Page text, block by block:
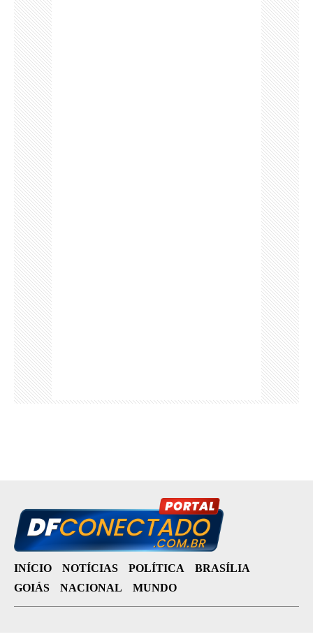
INÍCIO NOTÍCIAS POLÍTICA
BRASÍLIA
GOIÁS
NACIONAL MUNDO